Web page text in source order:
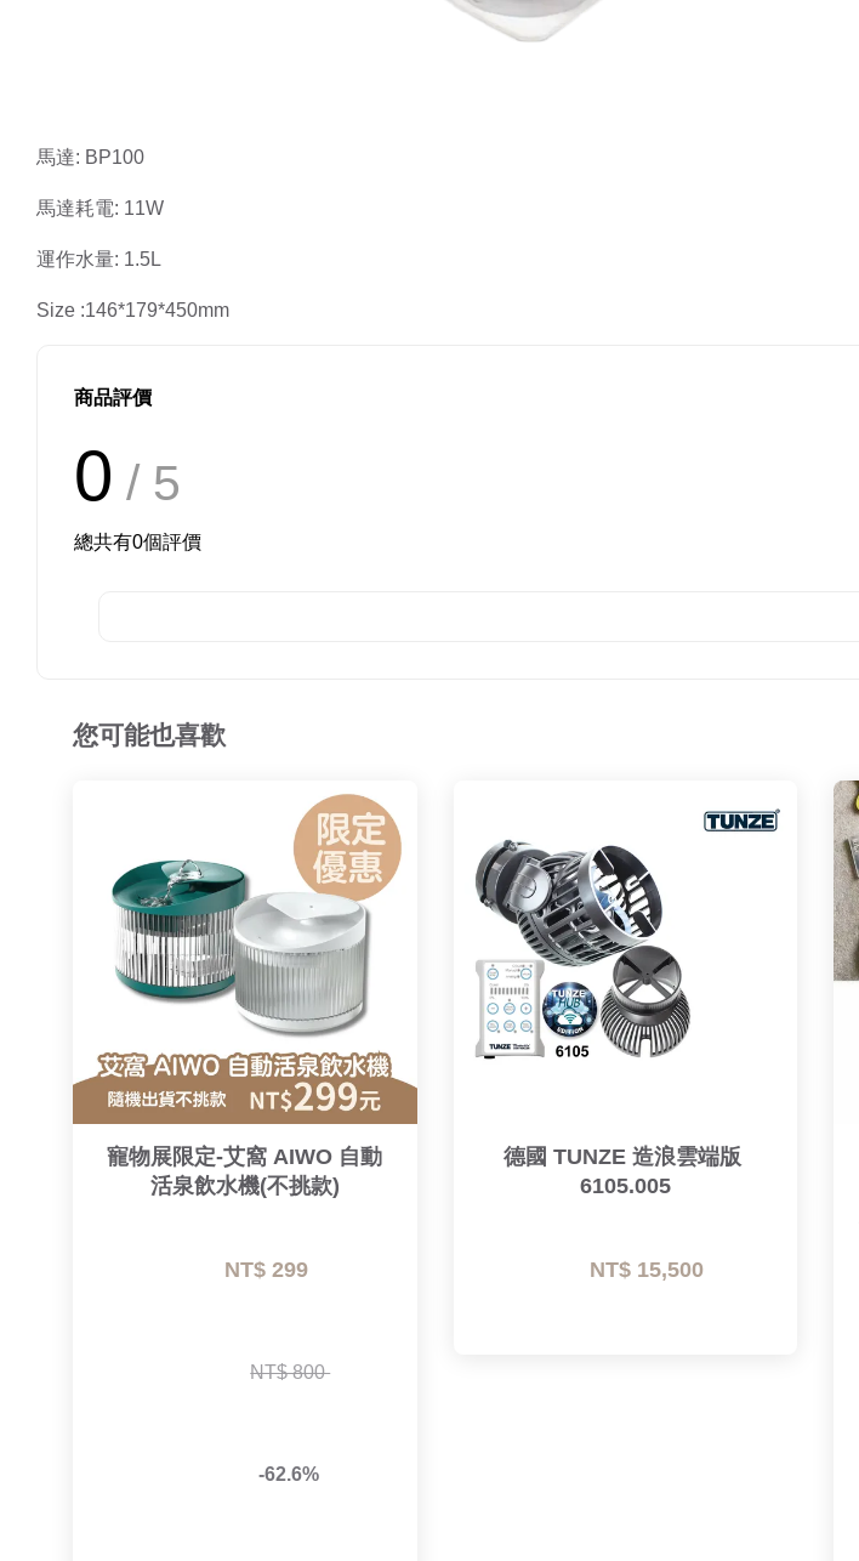
馬達: BP100
馬達耗電: 11W
運作水量: 1.5L
Size :146*179*450mm
商品評價
0 / 5
總共有0個評價
您可能也喜歡
寵物展限定-艾窩 AIWO 自動
活泉飲水機(不挑款)
NT$ 299
NT$ 800
-62.6%
德國 TUNZE 造浪雲端版
6105.005
NT$ 15,500